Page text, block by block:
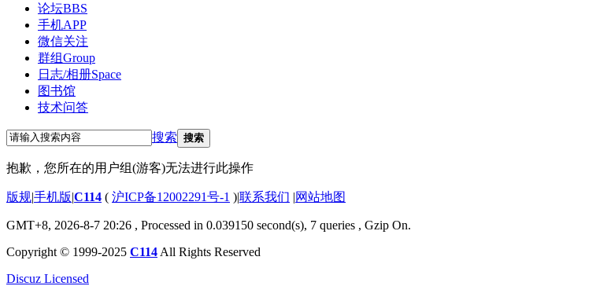
论坛BBS
手机APP
微信关注
群组Group
日志/相册Space
图书馆
技术问答
搜索 搜索
抱歉，您所在的用户组(游客)无法进行此操作
版规|手机版|C114 ( 沪ICP备12002291号-1 )|联系我们 |网站地图
GMT+8, 2026-8-7 20:26 , Processed in 0.039150 second(s), 7 queries , Gzip On.
Copyright © 1999-2025 C114 All Rights Reserved
Discuz Licensed